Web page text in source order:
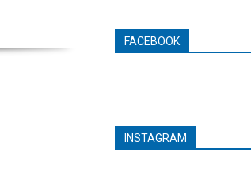
FACEBOOK
INSTAGRAM